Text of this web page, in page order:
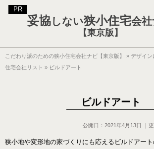
妥協しない狭小住宅会
【東京版】
こだわり派のための狭小住宅会社ナビ【東京版】 » デザイン
住宅会社リスト » ビルドアート
ビルドアート
公開日： 2021年4月13日 ｜
狭小地や変形地の家づくりにも応えるビルドアート